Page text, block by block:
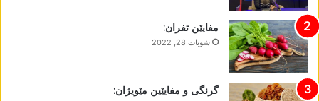
مفایێن تفران:
شوبات 28, 2022
گرنگی و مفایێین مێویژان: